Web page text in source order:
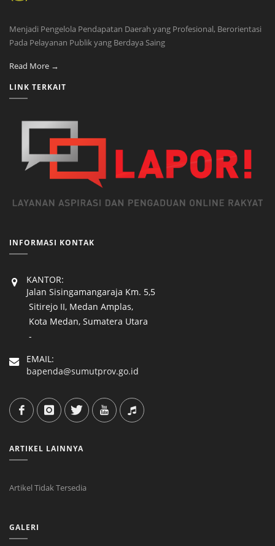
Menjadi Pengelola Pendapatan Daerah yang Profesional, Berorientasi
Pada Pelayanan Publik yang Berdaya Saing
Read More →
LINK TERKAIT
INFORMASI KONTAK
KANTOR:
Jalan Sisingamangaraja Km. 5,5
Sitirejo II, Medan Amplas,
Kota Medan, Sumatera Utara
-
EMAIL:
bapenda@sumutprov.go.id
ARTIKEL LAINNYA
Artikel Tidak Tersedia
GALERI